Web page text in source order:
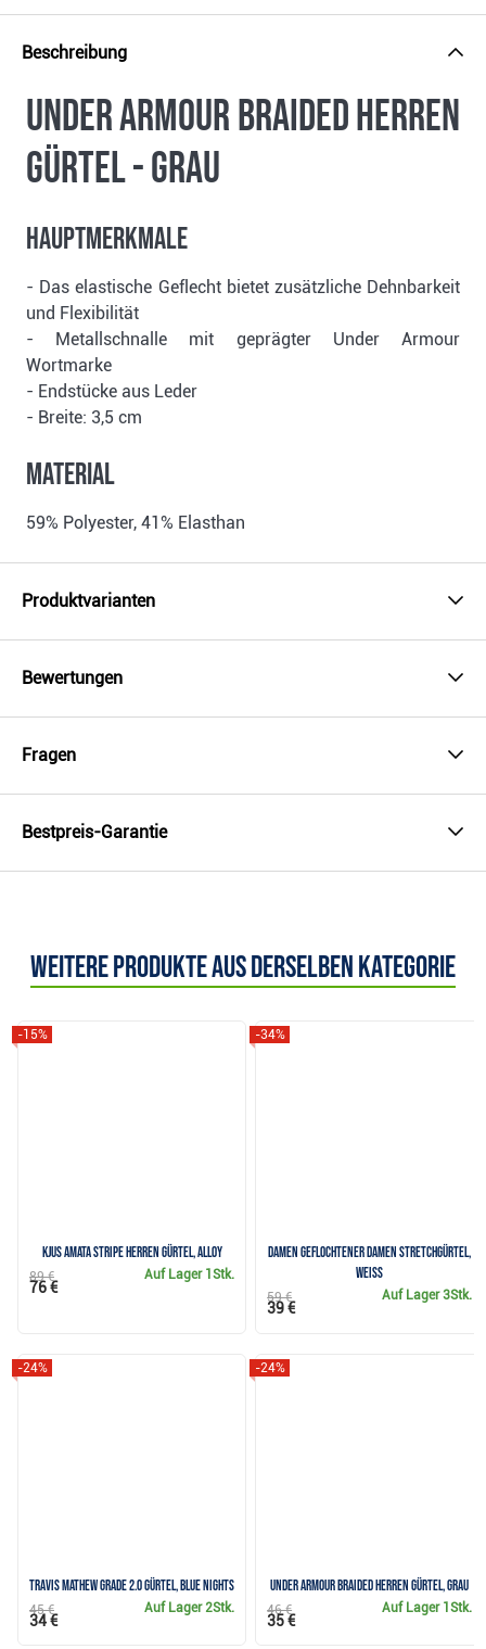
Beschreibung
Under Armour Braided Herren
Gürtel - grau
Hauptmerkmale
- Das elastische Geflecht bietet zusätzliche Dehnbarkeit
und Flexibilität
- Metallschnalle mit geprägter Under Armour
Wortmarke
- Endstücke aus Leder
- Breite: 3,5 cm
Material
59% Polyester, 41% Elasthan
Produktvarianten
Bewertungen
Fragen
Bestpreis-Garantie
Weitere Produkte aus derselben Kategorie
KJUS Amata Stripe Herren Gürtel, alloy
-15%
Auf Lager 1Stk.
89 €
76 €
Damen Geflochtener Damen Stretchgürtel,
weiss
-34%
Auf Lager3Stk.
59 €
39 €
Travis Mathew Grade 2.0 Gürtel, blue nights
-24%
Auf Lager 2Stk.
45 €
34 €
Under Armour Braided Herren Gürtel, grau
-24%
Auf Lager 1Stk.
46 €
35 €